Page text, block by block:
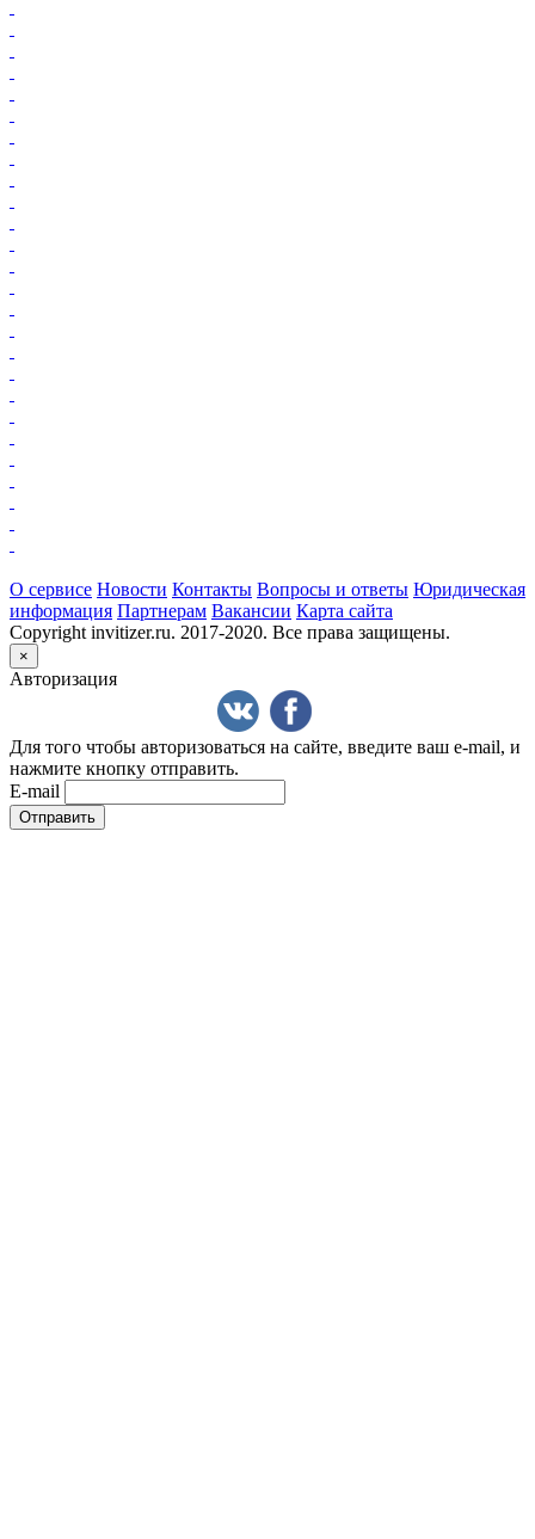
О сервисе Новости Контакты Вопросы и ответы Юридическая
информация Партнерам Вакансии Карта сайта
Copyright invitizer.ru. 2017-2020. Все права защищены.
×
Авторизация
Для того чтобы авторизоваться на сайте, введите ваш e-mail, и
нажмите кнопку отправить.
E-mail
Отправить